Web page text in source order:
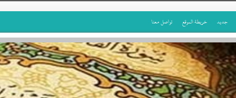
جديد خريطة الموقع تواصل معنا